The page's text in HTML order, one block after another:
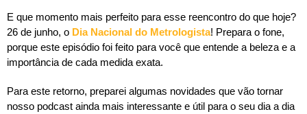
E que momento mais perfeito para esse reencontro do que hoje?
26 de junho, o Dia Nacional do Metrologista! Prepara o fone,
porque este episódio foi feito para você que entende a beleza e a
importância de cada medida exata.
Para este retorno, preparei algumas novidades que vão tornar
nosso podcast ainda mais interessante e útil para o seu dia a dia